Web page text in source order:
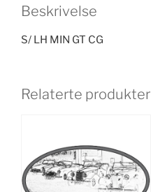
Beskrivelse
S/ LH MIN GT CG
Relaterte produkter